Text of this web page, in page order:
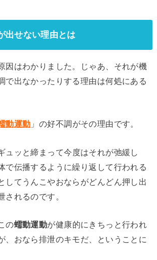
出せない理由とは
因はわかりました。じゃあ、それが機
で出なかったりする理由は何処にある
動運動 」の好不調がその理由です。
ュッと締まって今度はそれが弛緩し
で伝播するように繰り返して行われる
してうんこやおならがどんどん押し出
されるのです。
の蠕動運動が健康的にきちっと行われ
、おなら排泄のキモだ、ということに